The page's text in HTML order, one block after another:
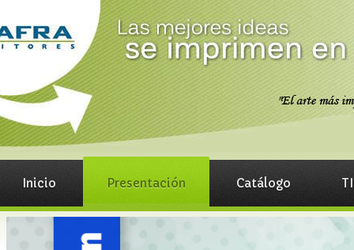
Inicio Presentación Catálogo